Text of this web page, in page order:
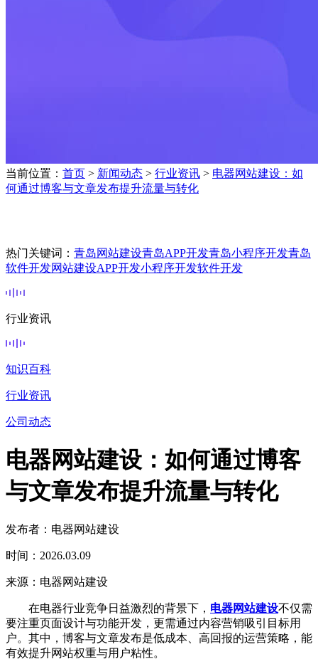
当前位置： 首页 > 新闻动态 > 行业资讯 > 电器网站建设：如
何通过博客与文章发布提升流量与转化
热门关键词： 青岛网站建设青岛APP开发青岛小程序开发青岛
软件开发网站建设APP开发小程序开发软件开发
行业资讯
知识百科
行业资讯
公司动态
电器网站建设：如何通过博客
与文章发布提升流量与转化
发布者：电器网站建设
时间：2026.03.09
来源：电器网站建设
在电器行业竞争日益激烈的背景下， 电器网站建设不仅需
要注重页面设计与功能开发，更需通过内容营销吸引目标用
户。其中，博客与文章发布是低成本、高回报的运营策略，能
有效提升网站权重与用户粘性。